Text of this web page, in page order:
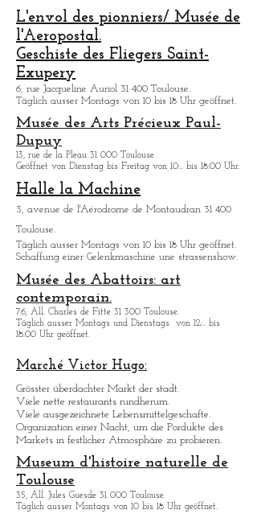
Die Grabbasilika von Saint-Pierre-des-
Cuisines:
12, Place Saint-Pierre 31 000 Toulouse.
L'envol des pionniers/ Musée de
l'Aeropostal.
Geschiste des Fliegers Saint-
Exupery
6, rue Jacqueline Auriol 31 400 Toulouse.
Täglich ausser Montags von 10 bis 18 Uhr geöffnet.
Musée des Arts Précieux Paul-
Dupuy
13, rue de la Pleau 31 000 Toulouse
Geöffnet von Dienstag bis Freitag von 10:.. bis 18:00 Uhr.
Halle la Machine
3, avenue de l'Aérodrome de Montaudran 31 400
Toulouse.
Täglich ausser Montags von 10 bis 18 Uhr geöffnet.
Schaffung einer Gelenkmaschine une strassenshow.
Musée des Abattoirs: art
contemporain.
Täglich ausser Montags
und Dienstags
18:00 Uhr geöffnet.
Marché Victor Hugo:
Grösster überdachter Markt der stadt.
Viele nette restaurants rundherum.
Organization einer Nacht, um die Pordukte des
Markets in festlicher Atmosphäre zu probieren.
Museum d'histoire naturelle de